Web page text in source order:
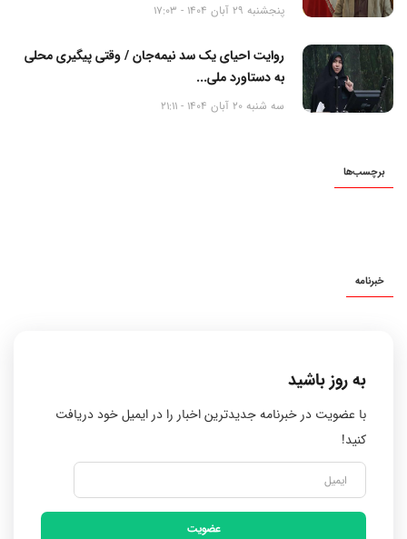
پنجشنبه 29 آبان 1404 - 17:03
روایت احیای یک سد نیمه‌جان / وقتی پیگیری محلی
به دستاورد ملی...
سه شنبه 20 آبان 1404 - 21:11
برچسب‌ها
خبرنامه
به روز باشید
با عضویت در خبرنامه جدیدترین اخبار را در ایمیل خود دریافت
کنید!
عضویت